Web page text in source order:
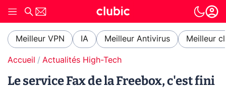
Meilleur VPN IA Meilleur Antivirus Meilleur
Accueil Actualités High-Tech
Le service Fax de la Freebox, c'est fini